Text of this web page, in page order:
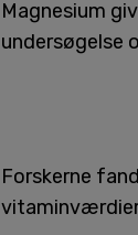
Magnesium
undersøgelse
Forskerne